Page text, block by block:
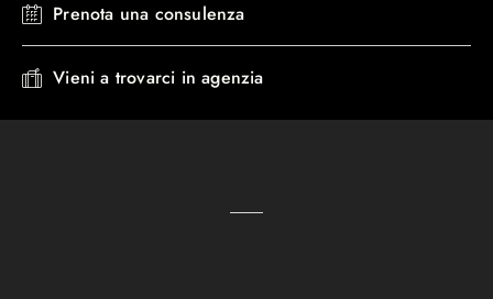
Prenota una consulenza
Vieni a trovarci in agenzia